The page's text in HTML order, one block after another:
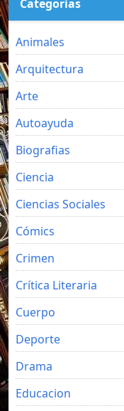
Categorías
Animales
Arquitectura
Arte
Autoayuda
Biografias
Ciencia
Ciencias Sociales
Cómics
Crimen
Crítica Literaria
Cuerpo
Deporte
Drama
Educacion